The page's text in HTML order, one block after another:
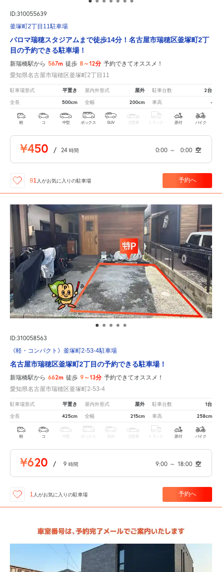
ID:310055639
釜塚町2丁目11駐車場
パロマ瑞穂スタジアムまで徒歩14分！名古屋市瑞穂区釜塚町2丁
目の予約できる駐車場！
新瑞橋駅から 567m 徒歩 8～12分 予約できてオススメ！
愛知県名古屋市瑞穂区釜塚町2丁目11
駐車場形式 平置き 屋内外形式 屋外 駐車台数 2台
全長 500cm 全幅 200cm 車高 -
軽 コ 中型 ボックス SUV 大型車 トラック 原付 バイク
¥450 / 24 時間 0:00 ～ 0:00 空
81 人がお気に入りの駐車場 予約へ
ID:310058563
《軽・コンパクト》釜塚町2-53-4駐車場
名古屋市瑞穂区釜塚町2丁目の予約できる駐車場！
新瑞橋駅から 662m 徒歩 9～13分 予約できてオススメ！
愛知県名古屋市瑞穂区釜塚町2-53-4
駐車場形式 平置き 屋内外形式 屋外 駐車台数 1台
全長 425cm 全幅 215cm 車高 258cm
軽 コ 中型 ボックス SUV 大型車 トラック 原付 バイク
¥620 / 9 時間 9:00 ～ 18:00 空
1 人がお気に入りの駐車場 予約へ